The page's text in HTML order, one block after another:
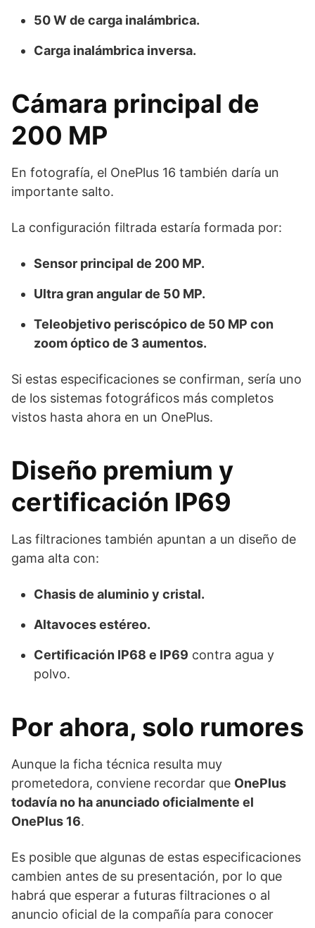
50 W de carga inalámbrica.
Carga inalámbrica inversa.
Cámara principal de
200 MP
En fotografía, el OnePlus 16 también daría un
importante salto.
La configuración filtrada estaría formada por:
Sensor principal de 200 MP.
Ultra gran angular de 50 MP.
Teleobjetivo periscópico de 50 MP con
zoom óptico de 3 aumentos.
Si estas especificaciones se confirman, sería uno
de los sistemas fotográficos más completos
vistos hasta ahora en un OnePlus.
Diseño premium y
certificación IP69
Las filtraciones también apuntan a un diseño de
gama alta con:
Chasis de aluminio y cristal.
Altavoces estéreo.
Certificación IP68 e IP69 contra agua y
polvo.
Por ahora, solo rumores
Aunque la ficha técnica resulta muy
prometedora, conviene recordar que OnePlus
todavía no ha anunciado oficialmente el
OnePlus 16.
Es posible que algunas de estas especificaciones
cambien antes de su presentación, por lo que
habrá que esperar a futuras filtraciones o al
anuncio oficial de la compañía para conocer